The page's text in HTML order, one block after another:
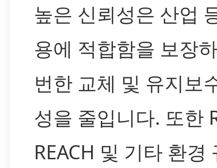
높은 신뢰성은 산업
용에 적합함을 보장
번한 교체 및 유지보
성을 줄입니다. 또한
REACH 및 기타 환경